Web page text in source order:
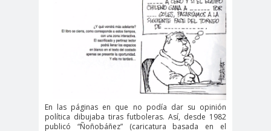
Academia de Humanismo
actos de
violencia
paz
En las páginas en que no podía dar su opinión
política dibujaba tiras futboleras. Así, desde 1982
publicó “Ñoñobáñez” (caricatura basada en el